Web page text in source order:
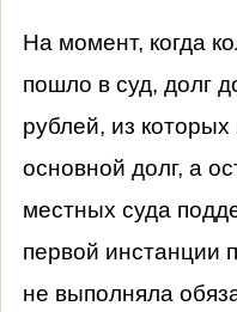
На момент, когда
пошло в суд, долг
рублей, из
основной долг, а
местных суда
первой инстанции
не выполняла